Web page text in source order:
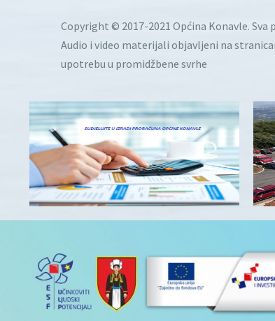
Copyright © 2017-2021 Općina Konavle. Sva
Audio i video materijali objavljeni na
upotrebu u promidžbene svrhe